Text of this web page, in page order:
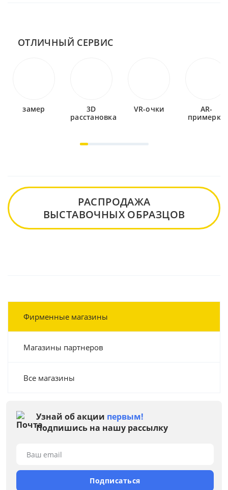
ОТЛИЧНЫЙ СЕРВИС
замер
3D
расстановка
VR-очки
AR-
примерка
РАСПРОДАЖА
ВЫСТАВОЧНЫХ ОБРАЗЦОВ
Фирменные магазины
Магазины партнеров
Все магазины
Узнай об акции первым!
Подпишись на нашу рассылку
Ваш email
Подписаться